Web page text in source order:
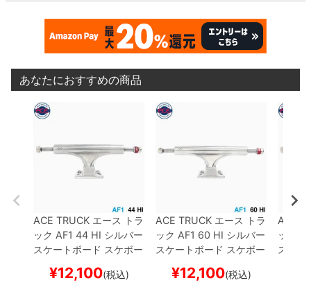
あなたにおすすめの商品
ACE TRUCK エース
トラ
ック AF1 44 HI シルバー
スケートボード スケボー
¥12,100(税込)
ACE TRUCK エース
トラ
ック AF1 60 HI シルバー
スケートボード スケボー
¥12,100(税込)
ACE
ック
スケー